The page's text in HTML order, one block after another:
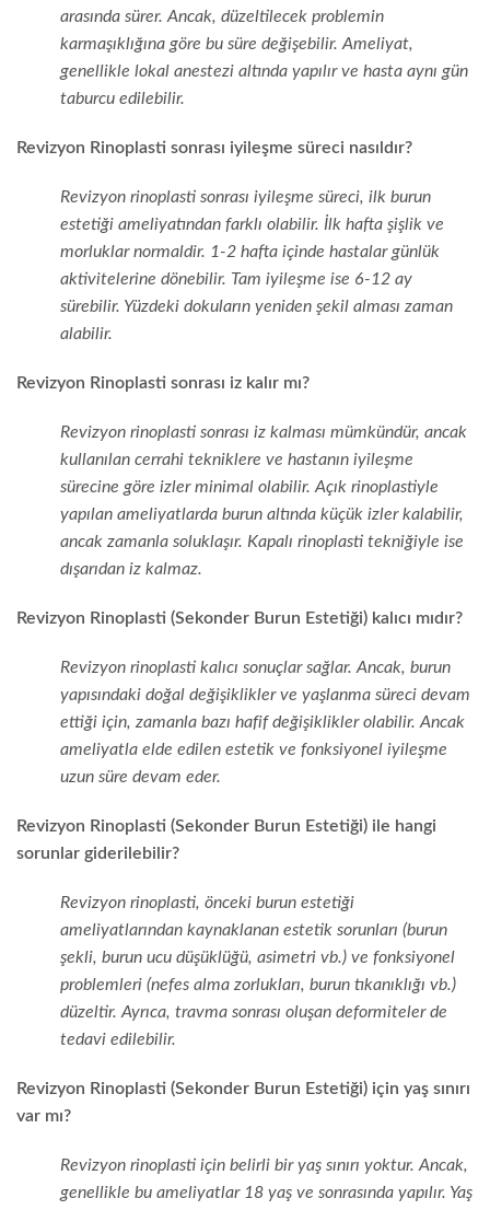
arasında sürer. Ancak, düzeltilecek problemin
karmaşıklığına göre bu süre değişebilir. Ameliyat,
genellikle lokal anestezi altında yapılır ve hasta aynı gün
taburcu edilebilir.
Revizyon Rinoplasti sonrası iyileşme süreci nasıldır?
Revizyon rinoplasti sonrası iyileşme süreci, ilk burun
estetiği ameliyatından farklı olabilir. İlk hafta şişlik ve
morluklar normaldir. 1-2 hafta içinde hastalar günlük
aktivitelerine dönebilir. Tam iyileşme ise 6-12 ay
sürebilir. Yüzdeki dokuların yeniden şekil alması zaman
alabilir.
Revizyon Rinoplasti sonrası iz kalır mı?
Revizyon rinoplasti sonrası iz kalması mümkündür, ancak
kullanılan cerrahi tekniklere ve hastanın iyileşme
sürecine göre izler minimal olabilir. Açık rinoplastiyle
yapılan ameliyatlarda burun altında küçük izler kalabilir,
ancak zamanla soluklaşır. Kapalı rinoplasti tekniğiyle ise
dışarıdan iz kalmaz.
Revizyon Rinoplasti (Sekonder Burun Estetiği) kalıcı mıdır?
Revizyon rinoplasti kalıcı sonuçlar sağlar. Ancak, burun
yapısındaki doğal değişiklikler ve yaşlanma süreci devam
ettiği için, zamanla bazı hafif değişiklikler olabilir. Ancak
ameliyatla elde edilen estetik ve fonksiyonel iyileşme
uzun süre devam eder.
Revizyon Rinoplasti (Sekonder Burun Estetiği) ile hangi
sorunlar giderilebilir?
Revizyon rinoplasti, önceki burun estetiği
ameliyatlarından kaynaklanan estetik sorunları (burun
şekli, burun ucu düşüklüğü, asimetri vb.) ve fonksiyonel
problemleri (nefes alma zorlukları, burun tıkanıklığı vb.)
düzeltir. Ayrıca, travma sonrası oluşan deformiteler de
tedavi edilebilir.
Revizyon Rinoplasti (Sekonder Burun Estetiği) için yaş sınırı
var mı?
Revizyon rinoplasti için belirli bir yaş sınırı yoktur. Ancak,
genellikle bu ameliyatlar 18 yaş ve sonrasında yapılır. Yaş